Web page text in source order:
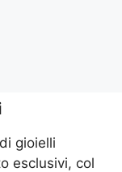
gioielli
esclusivi, col